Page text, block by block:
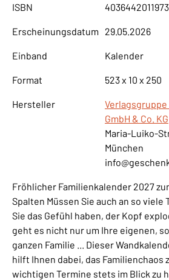
ISBN 4036442011973
Erscheinungsdatum 29.05.2026
Einband Kalender
Format 523 x 10 x 250
Hersteller
GmbH & Co. KG
Maria-Luiko-
München
Fröhlicher Familienkalender 2027
Spalten Müssen Sie auch an so viele
Sie das Gefühl haben, der Kopf
geht es nicht nur um Ihre eigenen,
ganzen Familie ... Dieser
hilft Ihnen dabei, das Familienchaos
wichtigen Termine stets im Blick zu